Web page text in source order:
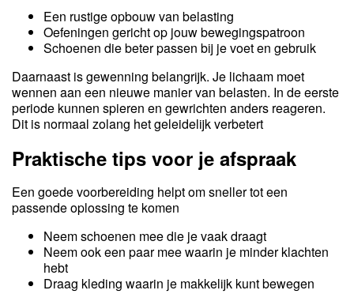
Een rustige opbouw van belasting
Oefeningen gericht op jouw bewegingspatroon
Schoenen die beter passen bij je voet en gebruik
Daarnaast is gewenning belangrijk. Je lichaam moet
wennen aan een nieuwe manier van belasten. In de eerste
periode kunnen spieren en gewrichten anders reageren.
Dit is normaal zolang het geleidelijk verbetert
Praktische tips voor je afspraak
Een goede voorbereiding helpt om sneller tot een
passende oplossing te komen
Neem schoenen mee die je vaak draagt
Neem ook een paar mee waarin je minder klachten
hebt
Draag kleding waarin je makkelijk kunt bewegen